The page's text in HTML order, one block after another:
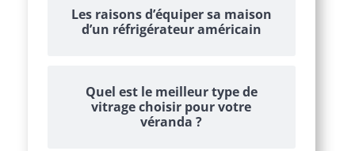
Les raisons d’équiper sa maison
d’un réfrigérateur américain
Quel est le meilleur type de
vitrage choisir pour votre
véranda ?